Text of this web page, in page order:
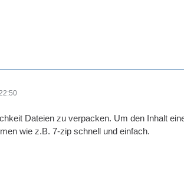
Dateien zu verpacken. Um den Inhalt
wie z.B. 7-zip schnell und einfach.